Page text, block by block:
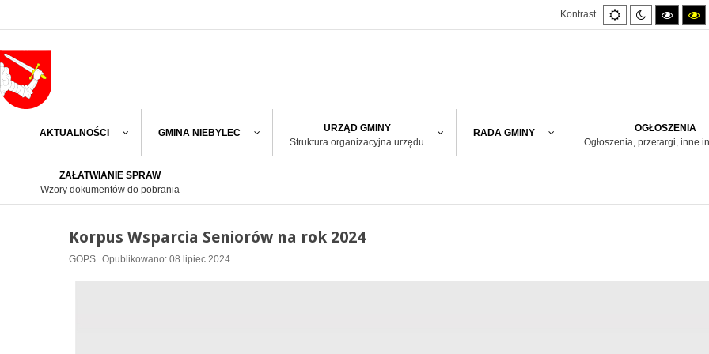
Kontrast
Default
mode
Night
mode
High
AKTUALNOŚCI GMINA NIEBYLEC
URZĄD GMINY
Struktura organizacyjna urzędu
RADA GMINY
OGŁOSZENIA
Ogłoszenia, przetargi, inne
ZAŁATWIANIE SPRAW
Wzory dokumentów do pobrania
Korpus Wsparcia Seniorów na rok 2024
GOPS Opublikowano: 08 lipiec 2024